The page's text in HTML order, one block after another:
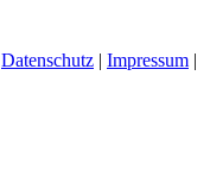
Datenschutz | Impressum |